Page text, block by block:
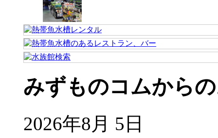
みずものコムから
2026年8月 5日